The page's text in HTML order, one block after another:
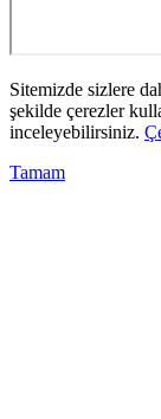
Sitemizde sizlere
şekilde çerezler
inceleyebilirsiniz.
Tamam